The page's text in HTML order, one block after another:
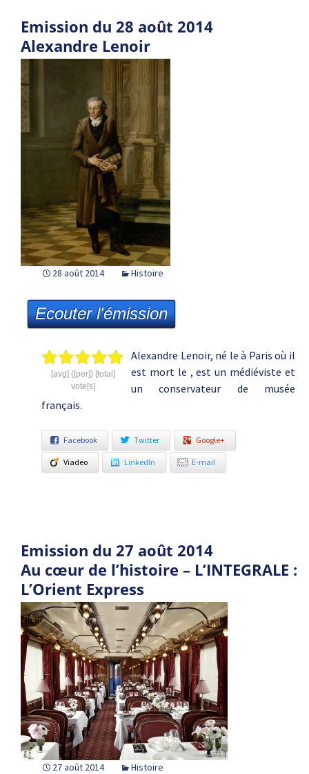
Emission du 28 août 2014
Alexandre Lenoir
28 août 2014 Histoire
Ecouter l'émission
[avg] ([per]) [total]
vote[s]
Alexandre Lenoir, né le à Paris où il
est mort le , est un médiéviste et
un conservateur de musée
français.
Facebook Twitter Google+
Viadeo LinkedIn E-mail
Emission du 27 août 2014
Au cœur de l’histoire – L’INTEGRALE :
L’Orient Express
27 août 2014 Histoire